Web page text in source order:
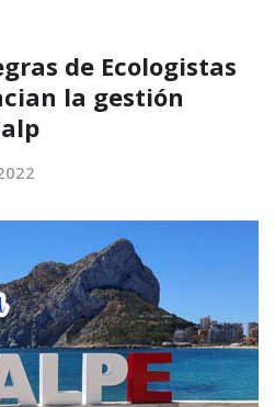
de Ecologistas
la gestión